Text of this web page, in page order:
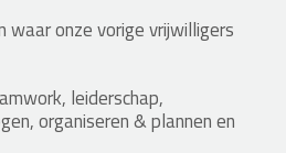
waar onze vorige vrijwilligers
leiderschap,
organiseren & plannen en